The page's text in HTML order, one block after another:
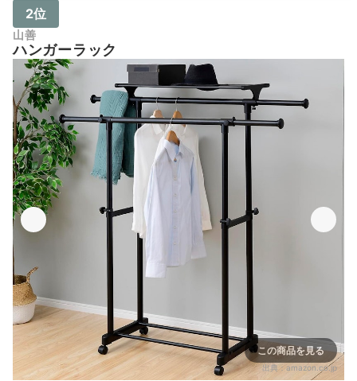
2位
山善
ハンガーラック
この商品を見る
出典： amazon.co.jp